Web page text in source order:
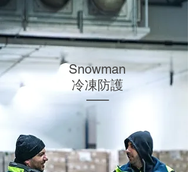
Snowman
冷凍防護
__